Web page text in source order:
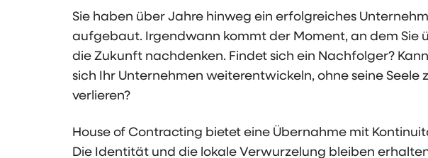
Sie haben über Jahre hinweg ein erfolgreiches
aufgebaut. Irgendwann kommt der Moment, an dem Sie
die Zukunft nachdenken. Findet sich ein Nachfolger? Kann
sich Ihr Unternehmen weiterentwickeln, ohne seine Seele
verlieren?
House of Contracting bietet eine Übernahme mit
Die Identität und die lokale Verwurzelung bleiben